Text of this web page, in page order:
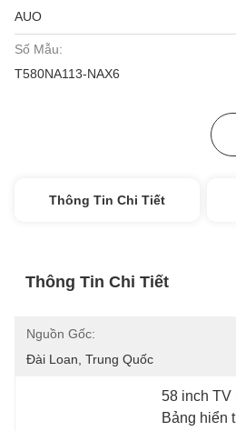
AUO
Số Mẫu:
T580NA113-NAX6
Thông Tin Chi Tiết
Thông Tin Chi Tiết
Nguồn Gốc:
Đài Loan, Trung Quốc
58 inch TV
Bảng hiển